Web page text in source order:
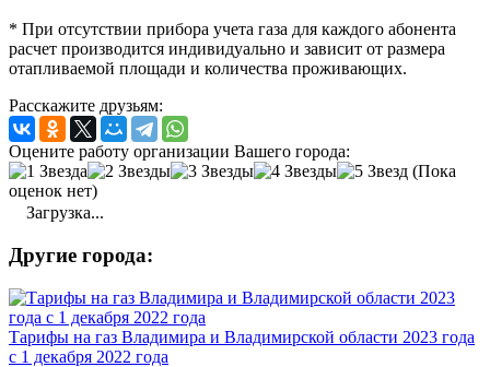
* При отсутствии прибора учета газа для каждого абонента
расчет производится индивидуально и зависит от размера
отапливаемой площади и количества проживающих.
Расскажите друзьям:
Оцените работу организации Вашего города:
(Пока
оценок нет)
Загрузка...
Другие города:
Тарифы на газ Владимира и Владимирской области 2023 года
с 1 декабря 2022 года